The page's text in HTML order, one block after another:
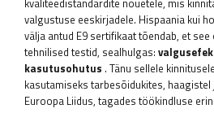
kvaliteedistandardite nõuetele, mis
valgustuse eeskirjadele. Hispaania kui
välja antud E9 sertifikaat tõendab, et
tehnilised testid, sealhulgas:
kasutusohutus . Tänu sellele
kasutamiseks tarbesõidukites,
Euroopa Liidus, tagades töökindluse